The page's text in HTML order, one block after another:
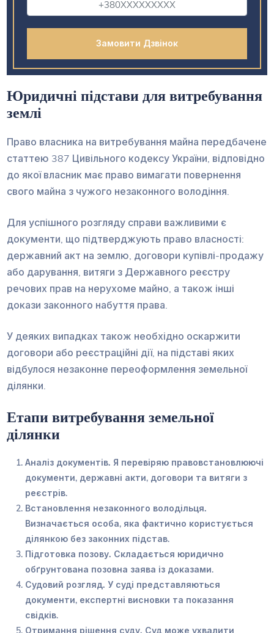
Юридичні підстави для витребування
землі
Право власника на витребування майна передбачене
статтею 387 Цивільного кодексу України, відповідно
до якої власник має право вимагати повернення
свого майна з чужого незаконного володіння.
Для успішного розгляду справи важливими є
документи, що підтверджують право власності:
державний акт на землю, договори купівлі-продажу
або дарування, витяги з Державного реєстру
речових прав на нерухоме майно, а також інші
докази законного набуття права.
У деяких випадках також необхідно оскаржити
договори або реєстраційні дії, на підставі яких
відбулося незаконне переоформлення земельної
ділянки.
Етапи витребування земельної
ділянки
Аналіз документів. Я перевіряю правовстановлюючі
документи, державні акти, договори та витяги з
реєстрів.
Встановлення незаконного володільця.
Визначається особа, яка фактично користується
ділянкою без законних підстав.
Підготовка позову. Складається юридично
обґрунтована позовна заява із доказами.
Судовий розгляд. У суді представляються
документи, експертні висновки та показання
свідків.
Отримання рішення суду. Суд може ухвалити